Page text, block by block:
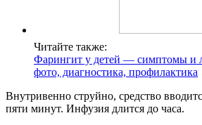
Читайте также:
Фарингит у детей — симптомы и
фото, диагностика, профилактика
Внутривенно струйно, средство
пяти минут. Инфузия длится до часа.